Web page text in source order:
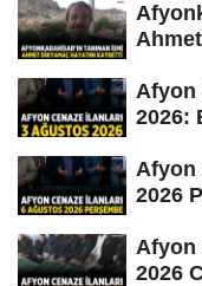
Afyon
2026:
Afyon
2026
Afyon
2026